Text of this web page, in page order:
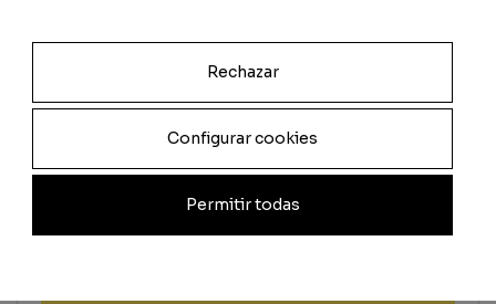
Previsualizar carta
Rechazar
Configurar cookies
Permitir todas